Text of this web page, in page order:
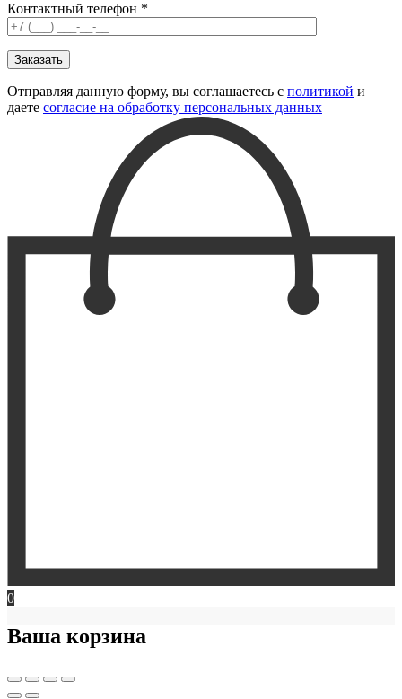
Контактный телефон *
Отправляя данную форму, вы соглашаетесь с политикой и
даете согласие на обработку персональных данных
0
Ваша корзина